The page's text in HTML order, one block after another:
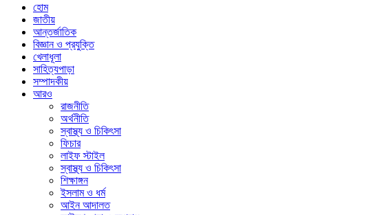
হোম
জাতীয়
আন্তর্জাতিক
বিজ্ঞান ও প্রযুক্তি
খেলাধূলা
সাহিত্যপাড়া
সম্পাদকীয়
আরও
রাজনীতি
অর্থনীতি
স্বাস্থ্য ও চিকিৎসা
ফিচার
লাইফ স্টাইল
স্বাস্থ্য ও চিকিৎসা
শিক্ষাঙ্গন
ইসলাম ও ধর্ম
আইন আদালত